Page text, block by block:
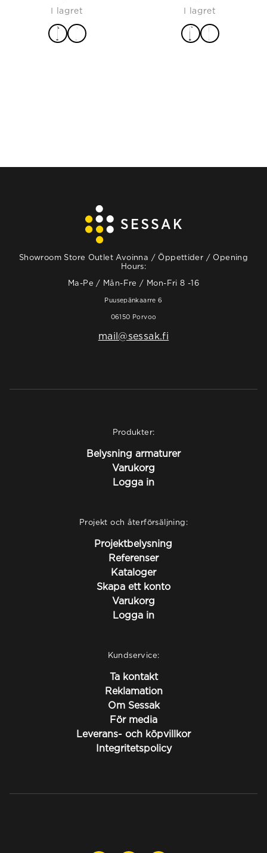
I lagret
I lagret
Showroom Store Outlet Avoinna / Öppettider / Opening
Hours:
Ma-Pe / Mån-Fre / Mon-Fri 8 -16
Puusepänkaarre 6
06150 Porvoo
mail@sessak.fi
Produkter:
Belysning armaturer
Varukorg
Logga in
Projekt och återförsäljning:
Projektbelysning
Referenser
Kataloger
Skapa ett konto
Varukorg
Logga in
Kundservice:
Ta kontakt
Reklamation
Om Sessak
För media
Leverans- och köpvillkor
Integritetspolicy